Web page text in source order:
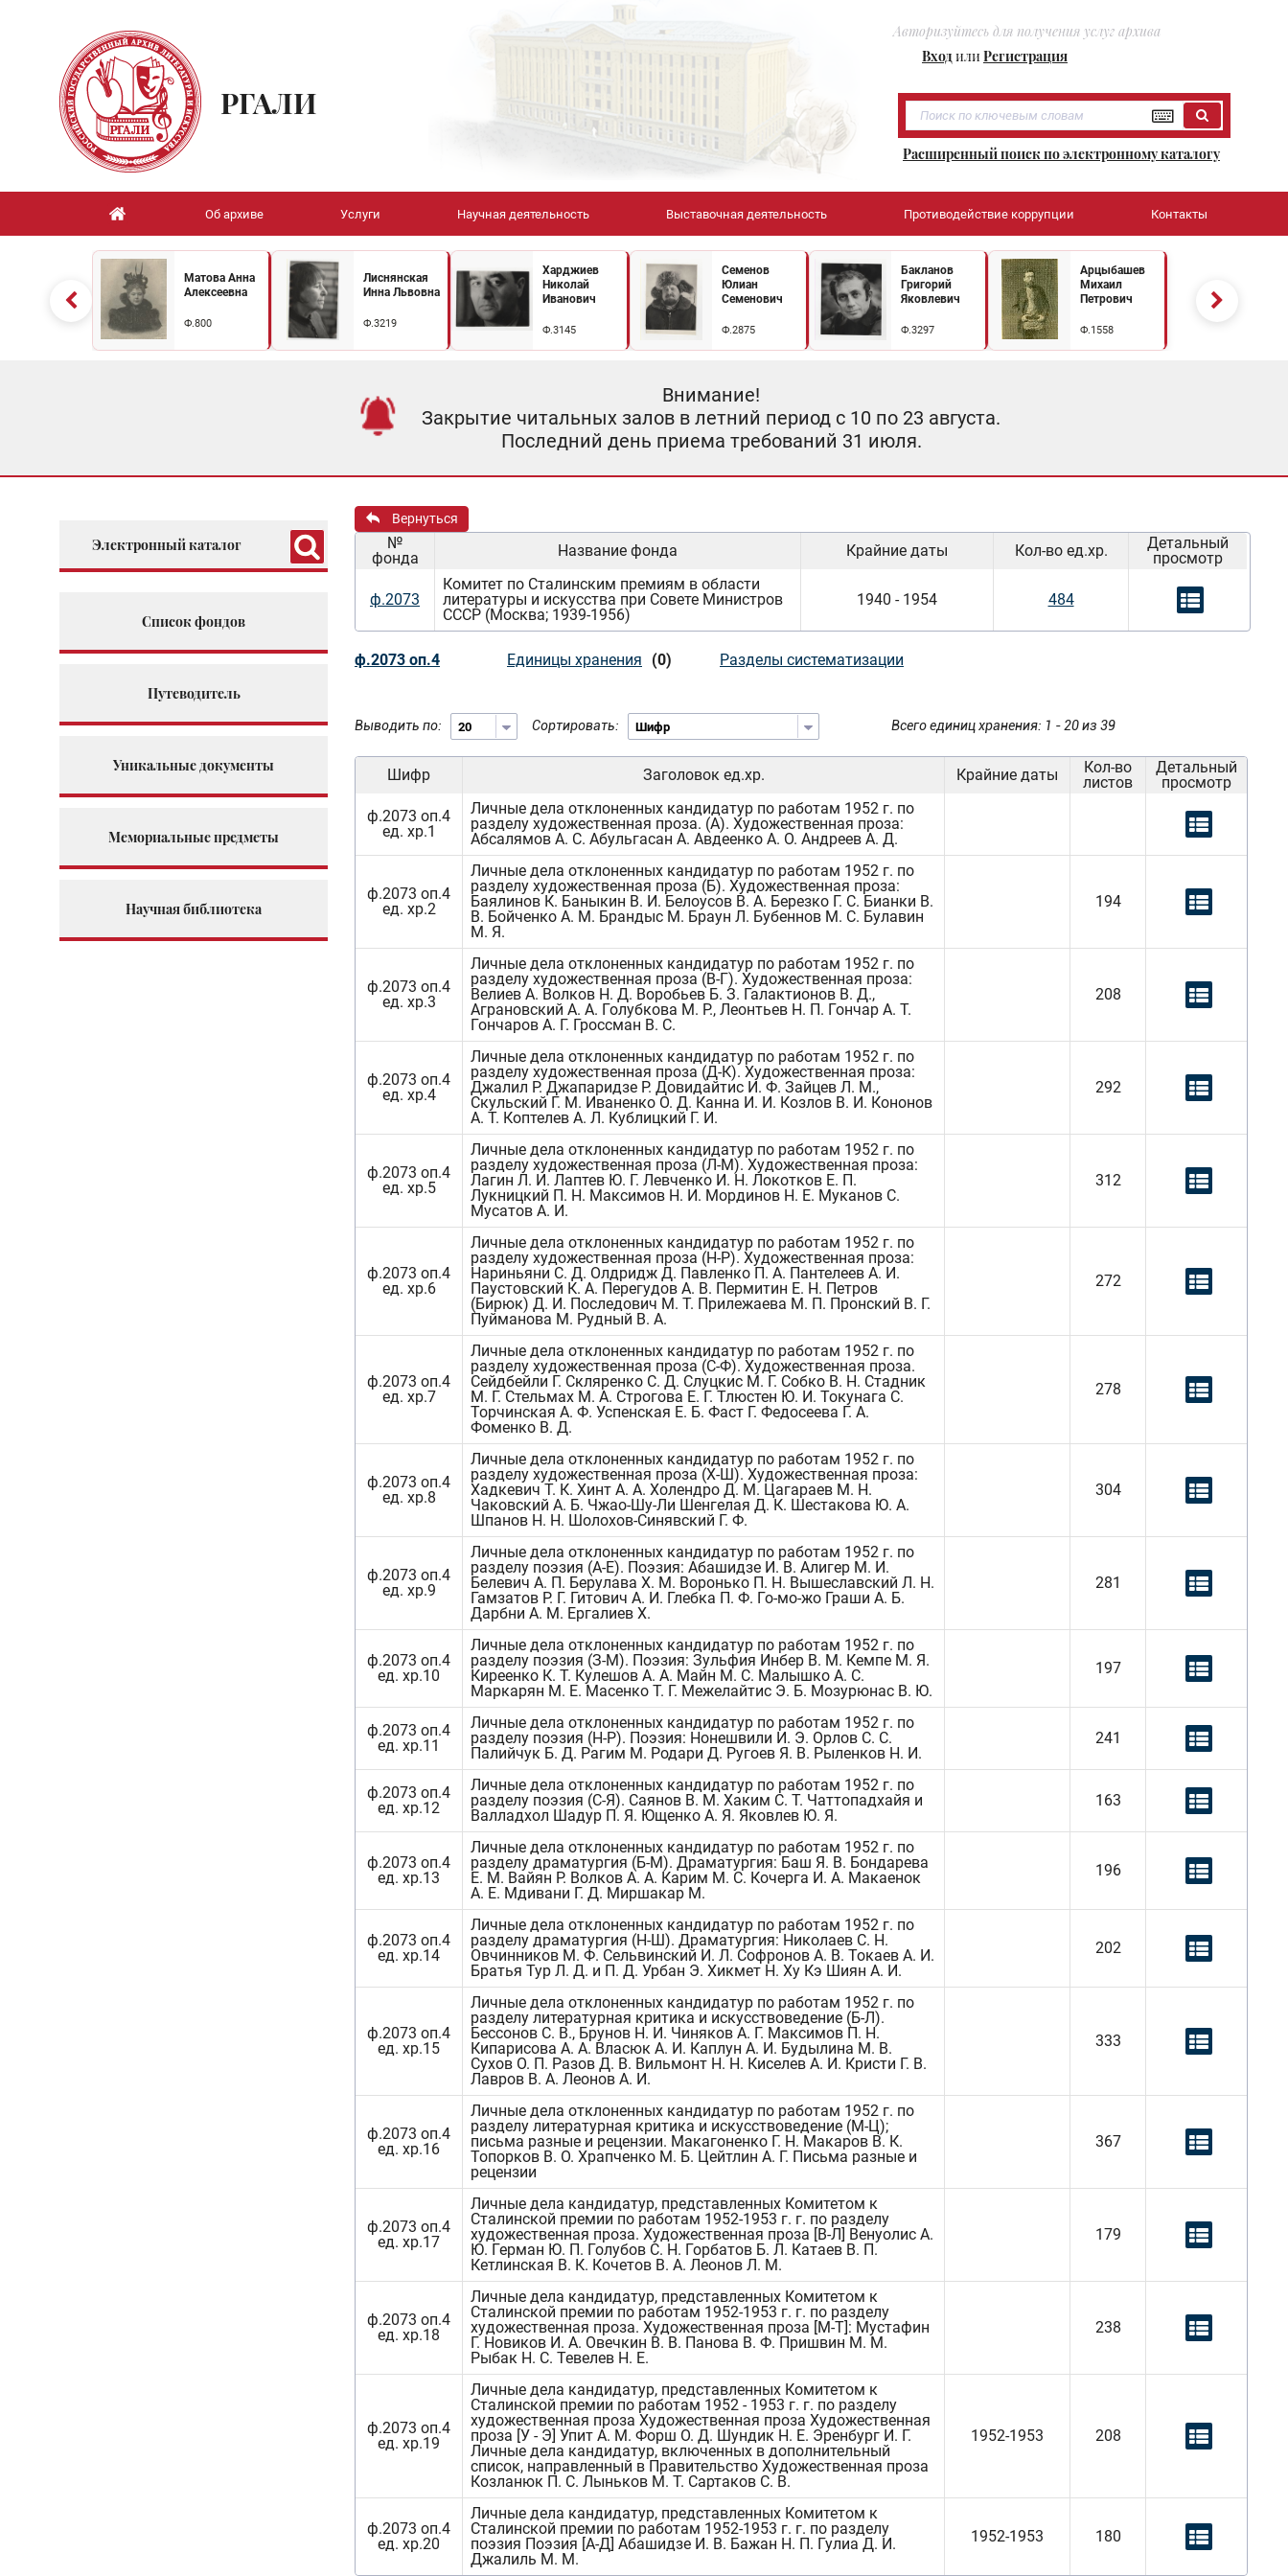
Авторизуйтесь для получения услуг архива
ВходилиРегистрация
РГАЛИ
Расширенный поиск по электронному каталогу
Об архиве Услуги Научная деятельность Выставочная деятельность Противодействие коррупции Контакты
Матова Анна
Алексеевна
Ф.800
Лиснянская
Инна Львовна
Ф.3219
Харджиев
Николай
Иванович
Ф.3145
Семенов
Юлиан
Семенович
Ф.2875
Бакланов
Григорий
Яковлевич
Ф.3297
Арцыбашев
Михаил
Петрович
Ф.1558
Внимание!
Закрытие читальных залов в летний период с 10 по 23 августа.
Последний день приема требований 31 июля.
Электронный каталог
Список фондов
Путеводитель
Уникальные документы
Мемориальные предметы
Научная библиотека
Вернуться
№
фонда
Название фонда Крайние даты Кол-во ед.хр.
Детальный
просмотр
ф.2073
Комитет по Сталинским премиям в области
литературы и искусства при Совете Министров
СССР (Москва; 1939-1956)
1940 - 1954 484
ф.2073 оп.4 Единицы хранения (0) Разделы систематизации
Выводить по: Сортировать: Всего единиц хранения: 1 - 20 из 39
Шифр Заголовок ед.хр. Крайние даты
Кол-во
листов
Детальный
просмотр
ф.2073 оп.4
ед. хр.1
Личные дела отклоненных кандидатур по работам 1952 г. по
разделу художественная проза. (А). Художественная проза:
Абсалямов А. С. Абульгасан А. Авдеенко А. О. Андреев А. Д.
ф.2073 оп.4
ед. хр.2
Личные дела отклоненных кандидатур по работам 1952 г. по
разделу художественная проза (Б). Художественная проза:
Баялинов К. Баныкин В. И. Белоусов В. А. Березко Г. С. Бианки В.
В. Бойченко А. М. Брандыс М. Браун Л. Бубеннов М. С. Булавин
М. Я.
194
ф.2073 оп.4
ед. хр.3
Личные дела отклоненных кандидатур по работам 1952 г. по
разделу художественная проза (В-Г). Художественная проза:
Велиев А. Волков Н. Д. Воробьев Б. З. Галактионов В. Д.,
Аграновский А. А. Голубкова М. Р., Леонтьев Н. П. Гончар А. Т.
Гончаров А. Г. Гроссман В. С.
208
ф.2073 оп.4
ед. хр.4
Личные дела отклоненных кандидатур по работам 1952 г. по
разделу художественная проза (Д-К). Художественная проза:
Джалил Р. Джапаридзе Р. Довидайтис И. Ф. Зайцев Л. М.,
Скульский Г. М. Иваненко О. Д. Канна И. И. Козлов В. И. Кононов
А. Т. Коптелев А. Л. Кублицкий Г. И.
292
ф.2073 оп.4
ед. хр.5
Личные дела отклоненных кандидатур по работам 1952 г. по
разделу художественная проза (Л-М). Художественная проза:
Лагин Л. И. Лаптев Ю. Г. Левченко И. Н. Локотков Е. П.
Лукницкий П. Н. Максимов Н. И. Мординов Н. Е. Муканов С.
Мусатов А. И.
312
ф.2073 оп.4
ед. хр.6
Личные дела отклоненных кандидатур по работам 1952 г. по
разделу художественная проза (Н-Р). Художественная проза:
Нариньяни С. Д. Олдридж Д. Павленко П. А. Пантелеев А. И.
Паустовский К. А. Перегудов А. В. Пермитин Е. Н. Петров
(Бирюк) Д. И. Последович М. Т. Прилежаева М. П. Пронский В. Г.
Пуйманова М. Рудный В. А.
272
ф.2073 оп.4
ед. хр.7
Личные дела отклоненных кандидатур по работам 1952 г. по
разделу художественная проза (С-Ф). Художественная проза.
Сейдбейли Г. Скляренко С. Д. Слуцкис М. Г. Собко В. Н. Стадник
М. Г. Стельмах М. А. Строгова Е. Г. Тлюстен Ю. И. Токунага С.
Торчинская А. Ф. Успенская Е. Б. Фаст Г. Федосеева Г. А.
Фоменко В. Д.
278
ф.2073 оп.4
ед. хр.8
Личные дела отклоненных кандидатур по работам 1952 г. по
разделу художественная проза (Х-Ш). Художественная проза:
Хадкевич Т. К. Хинт А. А. Холендро Д. М. Цагараев М. Н.
Чаковский А. Б. Чжао-Шу-Ли Шенгелая Д. К. Шестакова Ю. А.
Шпанов Н. Н. Шолохов-Синявский Г. Ф.
304
ф.2073 оп.4
ед. хр.9
Личные дела отклоненных кандидатур по работам 1952 г. по
разделу поэзия (А-Е). Поэзия: Абашидзе И. В. Алигер М. И.
Белевич А. П. Берулава Х. М. Воронько П. Н. Вышеславский Л. Н.
Гамзатов Р. Г. Гитович А. И. Глебка П. Ф. Го-мо-жо Граши А. Б.
Дарбни А. М. Ергалиев Х.
281
ф.2073 оп.4
ед. хр.10
Личные дела отклоненных кандидатур по работам 1952 г. по
разделу поэзия (З-М). Поэзия: Зульфия Инбер В. М. Кемпе М. Я.
Киреенко К. Т. Кулешов А. А. Майн М. С. Малышко А. С.
Маркарян М. Е. Масенко Т. Г. Межелайтис Э. Б. Мозурюнас В. Ю.
197
ф.2073 оп.4
ед. хр.11
Личные дела отклоненных кандидатур по работам 1952 г. по
разделу поэзия (Н-Р). Поэзия: Нонешвили И. Э. Орлов С. С.
Палийчук Б. Д. Рагим М. Родари Д. Ругоев Я. В. Рыленков Н. И.
241
ф.2073 оп.4
ед. хр.12
Личные дела отклоненных кандидатур по работам 1952 г. по
разделу поэзия (С-Я). Саянов В. М. Хаким С. Т. Чаттопадхайя и
Валладхол Шадур П. Я. Ющенко А. Я. Яковлев Ю. Я.
163
ф.2073 оп.4
ед. хр.13
Личные дела отклоненных кандидатур по работам 1952 г. по
разделу драматургия (Б-М). Драматургия: Баш Я. В. Бондарева
Е. М. Вайян Р. Волков А. А. Карим М. С. Кочерга И. А. Макаенок
А. Е. Мдивани Г. Д. Миршакар М.
196
ф.2073 оп.4
ед. хр.14
Личные дела отклоненных кандидатур по работам 1952 г. по
разделу драматургия (Н-Ш). Драматургия: Николаев С. Н.
Овчинников М. Ф. Сельвинский И. Л. Софронов А. В. Токаев А. И.
Братья Тур Л. Д. и П. Д. Урбан Э. Хикмет Н. Ху Кэ Шиян А. И.
202
ф.2073 оп.4
ед. хр.15
Личные дела отклоненных кандидатур по работам 1952 г. по
разделу литературная критика и искусствоведение (Б-Л).
Бессонов С. В., Брунов Н. И. Чиняков А. Г. Максимов П. Н.
Кипарисова А. А. Власюк А. И. Каплун А. И. Будылина М. В.
Сухов О. П. Разов Д. В. Вильмонт Н. Н. Киселев А. И. Кристи Г. В.
Лавров В. А. Леонов А. И.
333
ф.2073 оп.4
ед. хр.16
Личные дела отклоненных кандидатур по работам 1952 г. по
разделу литературная критика и искусствоведение (М-Ц);
письма разные и рецензии. Макагоненко Г. Н. Макаров В. К.
Топорков В. О. Храпченко М. Б. Цейтлин А. Г. Письма разные и
рецензии
367
ф.2073 оп.4
ед. хр.17
Личные дела кандидатур, представленных Комитетом к
Сталинской премии по работам 1952-1953 г. г. по разделу
художественная проза. Художественная проза [В-Л] Венуолис А.
Ю. Герман Ю. П. Голубов С. Н. Горбатов Б. Л. Катаев В. П.
Кетлинская В. К. Кочетов В. А. Леонов Л. М.
179
ф.2073 оп.4
ед. хр.18
Личные дела кандидатур, представленных Комитетом к
Сталинской премии по работам 1952-1953 г. г. по разделу
художественная проза. Художественная проза [М-Т]: Мустафин
Г. Новиков И. А. Овечкин В. В. Панова В. Ф. Пришвин М. М.
Рыбак Н. С. Тевелев Н. Е.
238
ф.2073 оп.4
ед. хр.19
Личные дела кандидатур, представленных Комитетом к
Сталинской премии по работам 1952 - 1953 г. г. по разделу
художественная проза Художественная проза Художественная
проза [У - Э] Упит А. М. Форш О. Д. Шундик Н. Е. Эренбург И. Г.
Личные дела кандидатур, включенных в дополнительный
список, направленный в Правительство Художественная проза
Козланюк П. С. Лыньков М. Т. Сартаков С. В.
1952-1953 208
ф.2073 оп.4
ед. хр.20
Личные дела кандидатур, представленных Комитетом к
Сталинской премии по работам 1952-1953 г. г. по разделу
поэзия Поэзия [А-Д] Абашидзе И. В. Бажан Н. П. Гулиа Д. И.
Джалиль М. М.
1952-1953 180